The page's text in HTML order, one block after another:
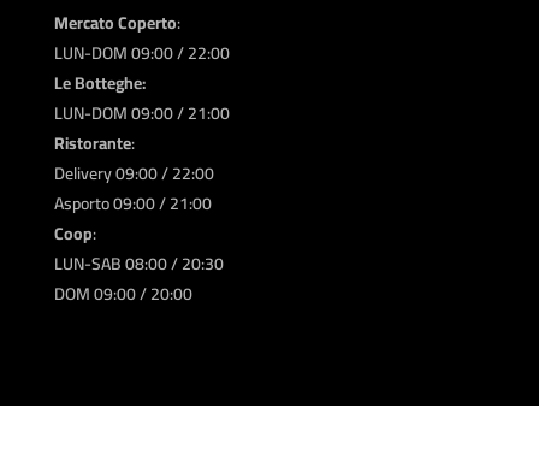
Mercato Coperto:
LUN-DOM 09:00 / 22:00
Le Botteghe:
LUN-DOM 09:00 / 21:00
Ristorante:
Delivery 09:00 / 22:00
Asporto 09:00 / 21:00
Coop:
LUN-SAB 08:00 / 20:30
DOM 09:00 / 20:00